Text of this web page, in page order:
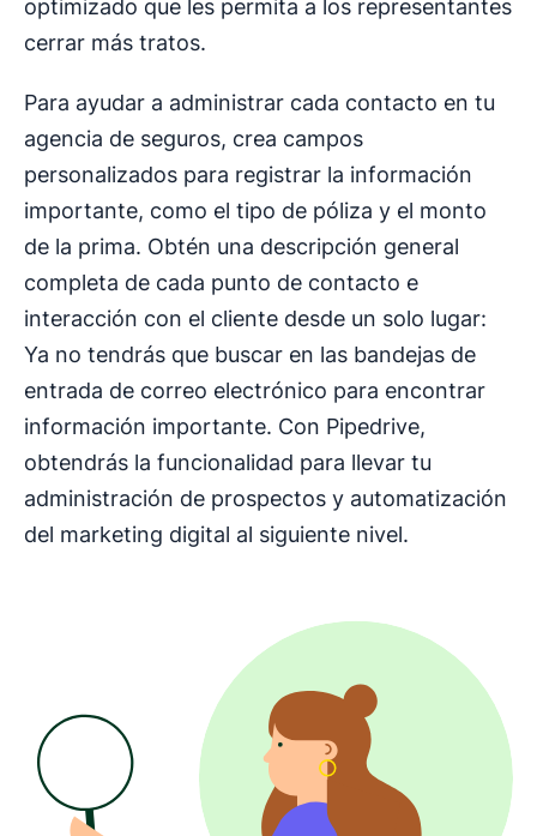
optimizado que les permita a los representantes
cerrar más tratos.
Para ayudar a administrar cada contacto en tu
agencia de seguros, crea campos
personalizados para registrar la información
importante, como el tipo de póliza y el monto
de la prima. Obtén una descripción general
completa de cada punto de contacto e
interacción con el cliente desde un solo lugar:
Ya no tendrás que buscar en las bandejas de
entrada de correo electrónico para encontrar
información importante. Con Pipedrive,
obtendrás la funcionalidad para llevar tu
administración de prospectos y automatización
del marketing digital al siguiente nivel.